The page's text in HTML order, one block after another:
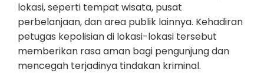
lokasi, seperti tempat wisata, pusat
perbelanjaan, dan area publik lainnya. Kehadiran
petugas kepolisian di lokasi-lokasi tersebut
memberikan rasa aman bagi pengunjung dan
mencegah terjadinya tindakan kriminal.